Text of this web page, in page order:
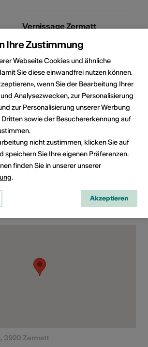
Vernissage Zermatt
PF 426
3920 Zermatt
Telefon 027 967 71 77
Fax 027 966 69 71
E-Mail
Webseite
Konzert
Lesung
Altersfreigabe
Ab 16 Jahren
3920 Zermatt
Ihre Zustimmung
Webseite Cookies und ähnliche
Sie diese einwandfrei nutzen können.
wenn Sie der Bearbeitung Ihrer
Analysezwecken, zur Personalisierung
zur Personalisierung unserer Werbung
sowie der Besuchererkennung auf
nicht zustimmen, klicken Sie auf
speichern Sie Ihre eigenen Präferenzen.
finden Sie in unserer unserer
.
Akzeptieren